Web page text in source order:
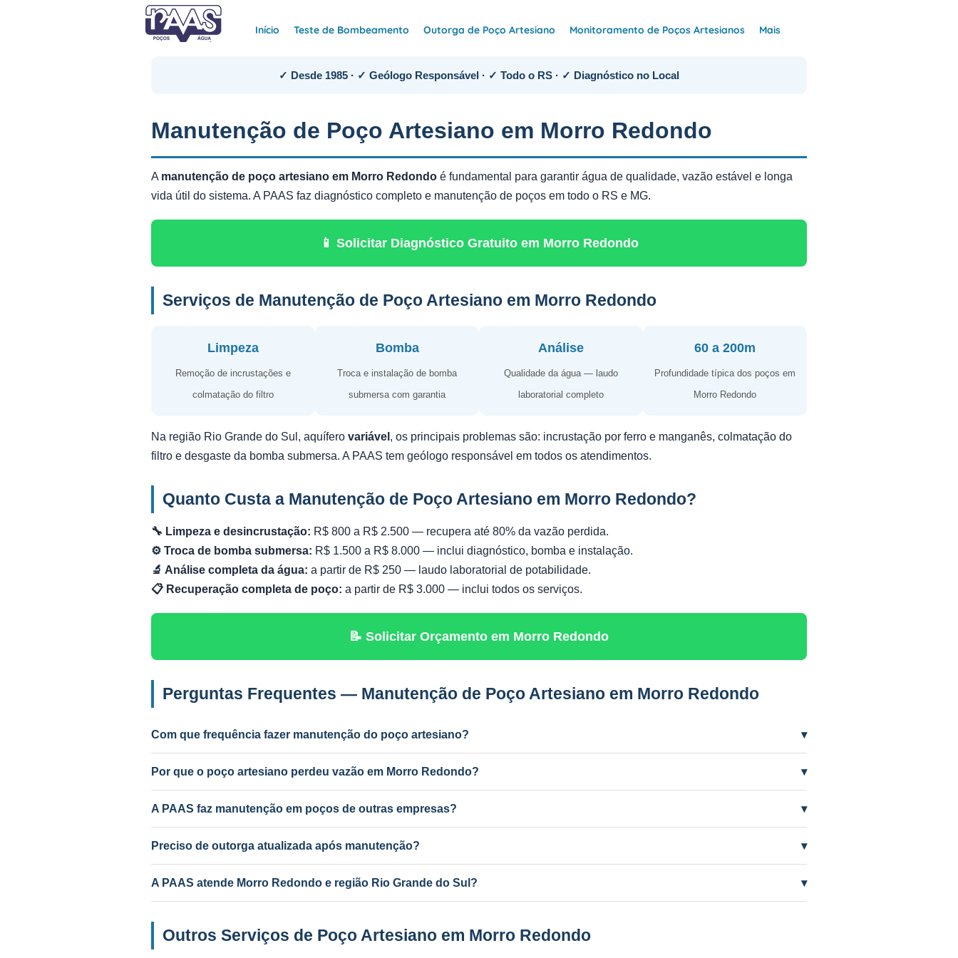
Início Teste de Bombeamento Outorga de Poço Artesiano Monitoramento de Poços Artesianos Mais
✓ Desde 1985 · ✓ Geólogo Responsável · ✓ Todo o RS · ✓ Diagnóstico no Local
Manutenção de Poço Artesiano em Morro Redondo
A manutenção de poço artesiano em Morro Redondo é fundamental para garantir água de qualidade, vazão estável e longa
vida útil do sistema. A PAAS faz diagnóstico completo e manutenção de poços em todo o RS e MG.
📱 Solicitar Diagnóstico Gratuito em Morro Redondo
Serviços de Manutenção de Poço Artesiano em Morro Redondo
Limpeza
Remoção de incrustações e
colmatação do filtro
Bomba
Troca e instalação de bomba
submersa com garantia
Análise
Qualidade da água — laudo
laboratorial completo
60 a 200m
Profundidade típica dos poços em
Morro Redondo
Na região Rio Grande do Sul, aquífero variável , os principais problemas são: incrustação por ferro e manganês, colmatação do
filtro e desgaste da bomba submersa. A PAAS tem geólogo responsável em todos os atendimentos.
Quanto Custa a Manutenção de Poço Artesiano em Morro Redondo?
🔧 Limpeza e desincrustação: R$ 800 a R$ 2.500 — recupera até 80% da vazão perdida.
⚙️ Troca de bomba submersa: R$ 1.500 a R$ 8.000 — inclui diagnóstico, bomba e instalação.
🔬 Análise completa da água: a partir de R$ 250 — laudo laboratorial de potabilidade.
📋 Recuperação completa de poço: a partir de R$ 3.000 — inclui todos os serviços.
📝 Solicitar Orçamento em Morro Redondo
Perguntas Frequentes — Manutenção de Poço Artesiano em Morro Redondo
Com que frequência fazer manutenção do poço artesiano?
▾
Anual para uso intenso (agrícola/industrial) e a cada 2 anos para uso residencial. Poços antigos podem precisar mais frequentemente.
Por que o poço artesiano perdeu vazão em Morro Redondo?
▾
Causas mais comuns: incrustação por ferro e manganês, colmatação do filtro, bomba desgastada ou aquífero em nível baixo por seca. A
PAAS diagnostica e resolve.
A PAAS faz manutenção em poços de outras empresas?
▾
Sim! A PAAS faz diagnóstico e manutenção de qualquer poço artesiano em Morro Redondo, independentemente de quem perfurou.
Preciso de outorga atualizada após manutenção?
▾
Depende do serviço. Troca de bomba com mudança de vazão pode exigir atualização no SEMA-RS. A PAAS orienta e cuida do processo.
A PAAS atende Morro Redondo e região Rio Grande do Sul?
▾
Sim! Desde 1985, com geólogo responsável e equipe própria em todo o RS e MG.
Outros Serviços de Poço Artesiano em Morro Redondo